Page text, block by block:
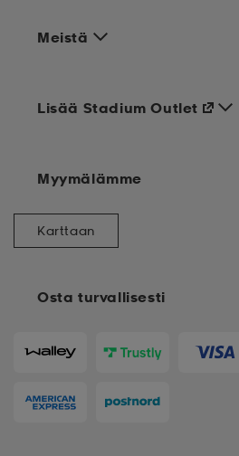
Meistä
Osta turvallisesti
Lisää Stadium Outlet
Myymälämme
Karttaan